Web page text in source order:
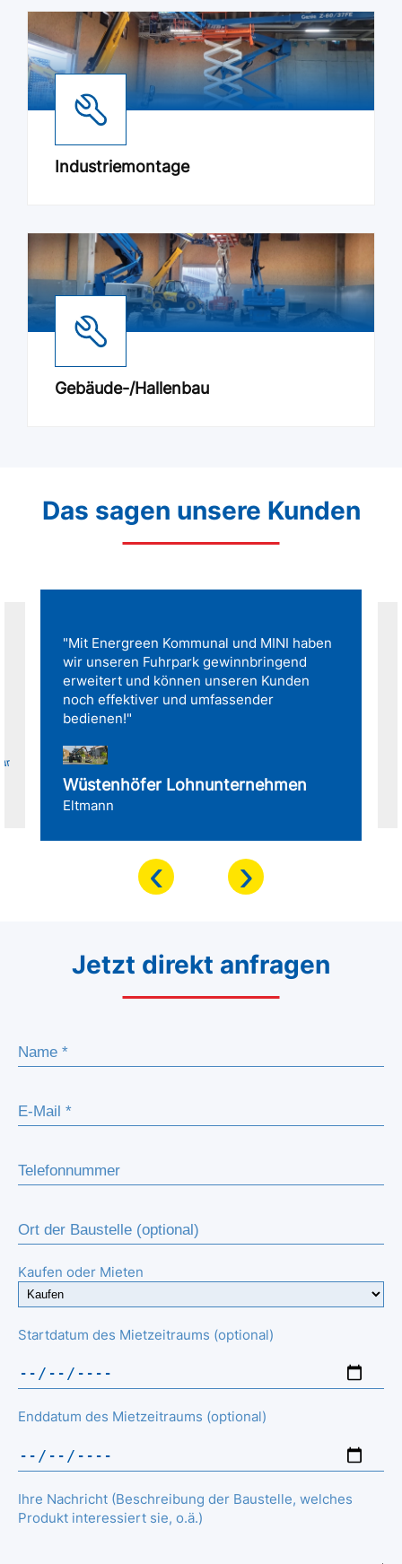
Industriemontage
Gebäude-/Hallenbau
Das sagen unsere Kunden
"Mit Energreen Kommunal und MINI haben
wir unseren Fuhrpark gewinnbringend
erweitert und können unseren Kunden
noch effektiver und umfassender
bedienen!"
Wüstenhöfer Lohnunternehmen
Eltmann
‹ ›
Jetzt direkt anfragen
Kaufen oder Mieten
Startdatum des Mietzeitraums (optional)
Enddatum des Mietzeitraums (optional)
Ihre Nachricht (Beschreibung der Baustelle, welches
Produkt interessiert sie, o.ä.)